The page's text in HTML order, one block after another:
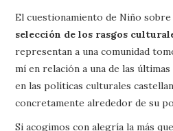
El cuestionamiento de Niño
selección de los rasgos
representan a una comunidad
mí en relación a una de las últimas
en las políticas culturales
concretamente alrededor de su
Si acogimos con alegría la más